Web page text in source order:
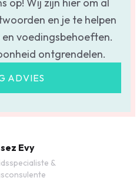
op! Wij zijn hier om al
en je te helpen
voedingsbehoeften.
ontgrendelen.
ADVIES
Evy
&